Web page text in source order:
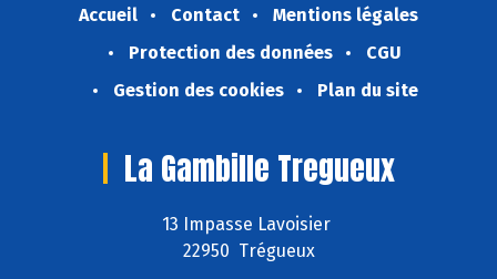
Accueil Contact
Mentions légales
Protection des données
CGU
Gestion des cookies
Plan du site
La Gambille Tregueux
13 Impasse Lavoisier
22950 Trégueux